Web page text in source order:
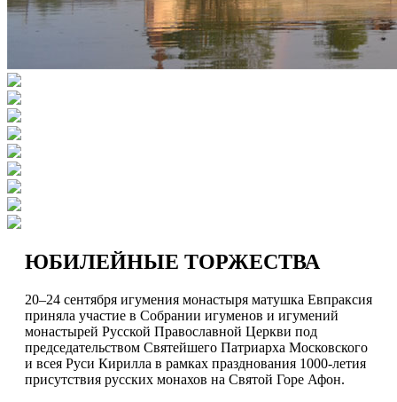
ЮБИЛЕЙНЫЕ ТОРЖЕСТВА
20–24 сентября игумения монастыря матушка Евпраксия
приняла участие в Собрании игуменов и игумений
монастырей Русской Православной Церкви под
председательством Святейшего Патриарха Московского
и всея Руси Кирилла в рамках празднования 1000-летия
присутствия русских монахов на Святой Горе Афон.